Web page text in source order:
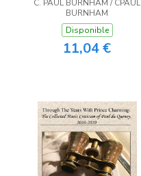
C. PAUL BURNHAM / CPAUL
BURNHAM
Disponible
11,04 €